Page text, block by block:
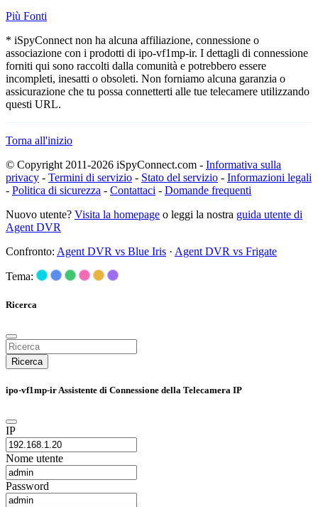
Più Fonti
* iSpyConnect non ha alcuna affiliazione, connessione o
associazione con i prodotti di ipo-vf1mp-ir. I dettagli di connessione
forniti qui sono raccolti dalla comunità e potrebbero essere
incompleti, inesatti o obsoleti. Non forniamo alcuna garanzia o
assicurazione che tu possa connetterti alle tue telecamere utilizzando
questi URL.
Torna all'inizio
© Copyright 2011-2026 iSpyConnect.com - Informativa sulla
privacy - Termini di servizio - Stato del servizio - Informazioni legali
- Politica di sicurezza - Contattaci - Domande frequenti
Nuovo utente? Visita la homepage o leggi la nostra guida utente di
Agent DVR
Confronto: Agent DVR vs Blue Iris · Agent DVR vs Frigate
Tema:
Ricerca
Ricerca
ipo-vf1mp-ir Assistente di Connessione della Telecamera IP
IP
Nome utente
Password